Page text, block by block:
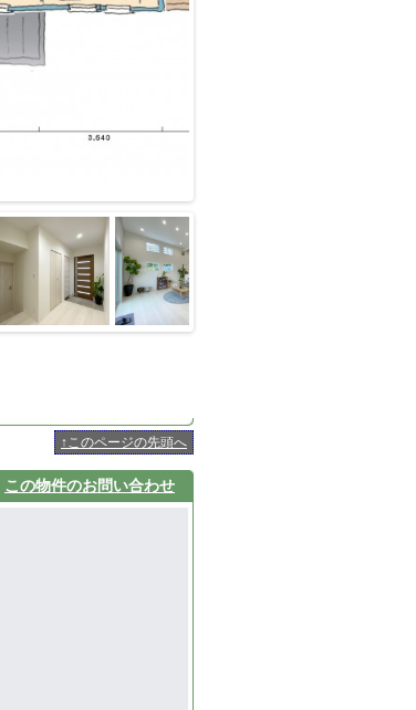
↑このページの先頭へ
この物件のお問い合わせ